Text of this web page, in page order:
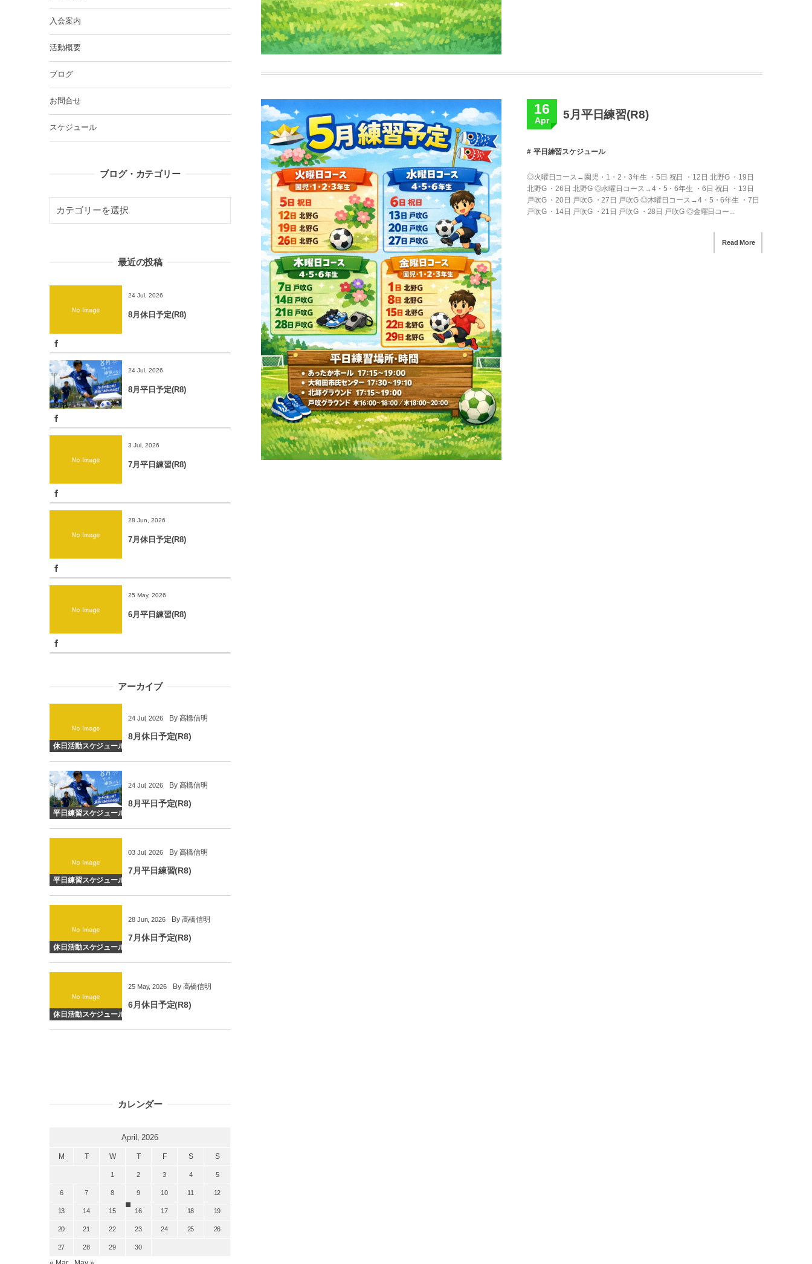
16
Apr 5月平日練習(R8)
平日練習スケジュール
◎火曜日コース→園児・1・2・3年生 ・5日 祝日 ・12日 北野G ・19日
北野G ・26日 北野G ◎水曜日コース→4・5・6年生 ・6日 祝日 ・13日
戸吹G ・20日 戸吹G ・27日 戸吹G ◎木曜日コース→4・5・6年生 ・7日
戸吹G ・14日 戸吹G ・21日 戸吹G ・28日 戸吹G ◎金曜日コー...
Read More
入会案内
活動概要
ブログ
お問合せ
スケジュール
ブログ・カテゴリー
最近の投稿
24 Jul, 2026
8月休日予定(R8)
24 Jul, 2026
8月平日予定(R8)
3 Jul, 2026
7月平日練習(R8)
28 Jun, 2026
7月休日予定(R8)
25 May, 2026
6月平日練習(R8)
アーカイブ
休日活動スケジュール
24 Jul,2026 By 高橋信明
8月休日予定(R8)
平日練習スケジュール
24 Jul,2026 By 高橋信明
8月平日予定(R8)
平日練習スケジュール
03 Jul,2026 By 高橋信明
7月平日練習(R8)
休日活動スケジュール
28 Jun,2026 By 高橋信明
7月休日予定(R8)
休日活動スケジュール
25 May,2026 By 高橋信明
6月休日予定(R8)
カレンダー
April, 2026
M T W T F S S
1 2 3 4 5
6 7 8 9 10 11 12
13 14 15 16 17 18 19
20 21 22 23 24 25 26
27 28 29 30